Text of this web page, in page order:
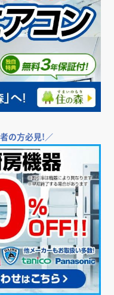
の方必見!／